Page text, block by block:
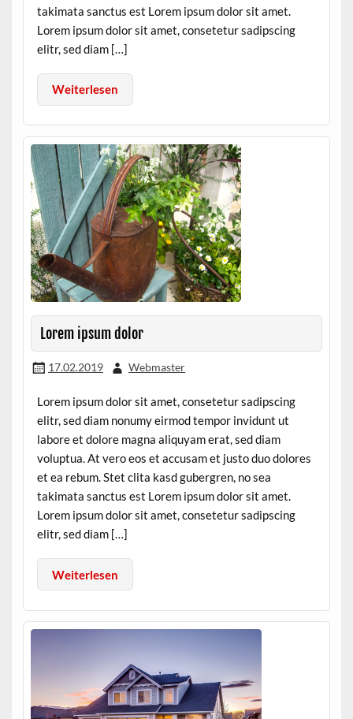
takimata sanctus est Lorem ipsum dolor sit amet.
Lorem ipsum dolor sit amet, consetetur sadipscing
elitr, sed diam […]
Weiterlesen
Lorem ipsum dolor
17.02.2019 Webmaster
Lorem ipsum dolor sit amet, consetetur sadipscing
elitr, sed diam nonumy eirmod tempor invidunt ut
labore et dolore magna aliquyam erat, sed diam
voluptua. At vero eos et accusam et justo duo dolores
et ea rebum. Stet clita kasd gubergren, no sea
takimata sanctus est Lorem ipsum dolor sit amet.
Lorem ipsum dolor sit amet, consetetur sadipscing
elitr, sed diam […]
Weiterlesen